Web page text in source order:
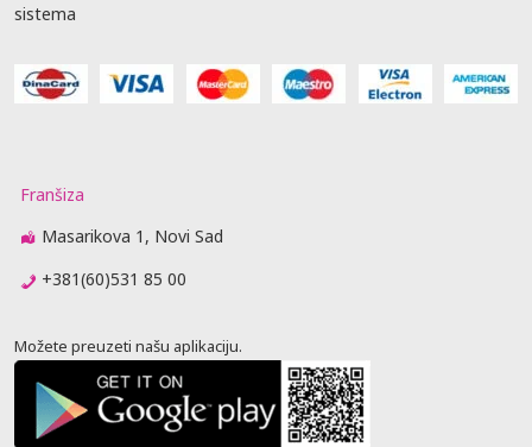
sistema
Franšiza
Masarikova 1, Novi Sad
+381(60)531 85 00
Možete preuzeti našu aplikaciju.